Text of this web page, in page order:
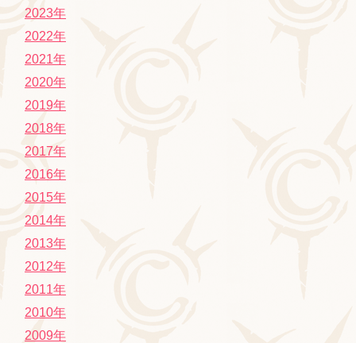
2023年
2022年
2021年
2020年
2019年
2018年
2017年
2016年
2015年
2014年
2013年
2012年
2011年
2010年
2009年